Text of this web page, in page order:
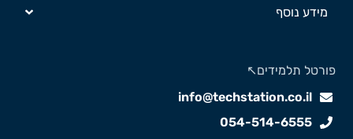
מידע נוסף
info@techstation.co.il
054-514-6555
תלמידים↖️